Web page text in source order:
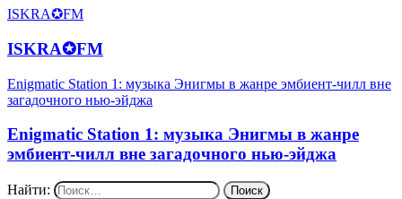
ISKRA✪FM
ISKRA✪FM
Enigmatic Station 1: музыка Энигмы в жанре эмбиент-чилл вне
загадочного нью-эйджа
Enigmatic Station 1: музыка Энигмы в жанре
эмбиент-чилл вне загадочного нью-эйджа
Найти: